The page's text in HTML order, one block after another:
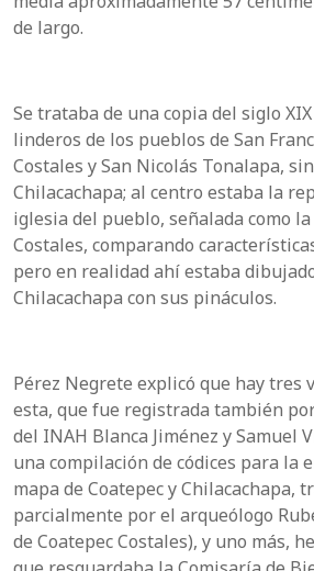
de largo.
Se trataba de una copia del siglo
linderos de los pueblos de San
Costales y San Nicolás Tonalapa,
Chilacachapa; al centro estaba la
iglesia del pueblo, señalada como la
Costales, comparando
pero en realidad ahí estaba
Chilacachapa con sus pináculos.
Pérez Negrete explicó que hay tres
esta, que fue registrada también
del INAH Blanca Jiménez y Samuel
una compilación de códices para la
mapa de Coatepec y Chilacachapa,
parcialmente por el arqueólogo
de Coatepec Costales), y uno más,